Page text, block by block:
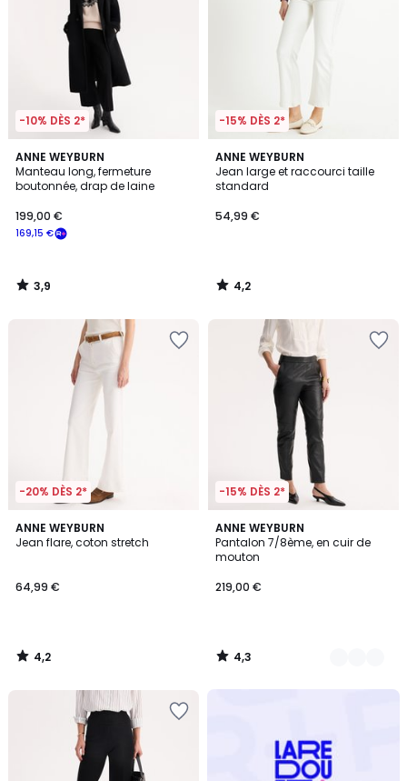
-10% DÈS 2*
ANNE WEYBURN
Manteau long, fermeture
boutonnée, drap de laine
169,15 €
199,00 €
3,9
/ 5
3,9
/
-15% DÈS 2*
ANNE WEYBURN
Jean large et raccourci taille
standard
54,99 €
4,2
/ 5
4,2
/
-20% DÈS 2*
ANNE WEYBURN
Jean flare, coton stretch
64,99 €
4,2
/ 5
4,2
/
-15% DÈS 2*
ANNE WEYBURN
Pantalon 7/8ème, en cuir de
mouton
219,00 €
4,3
/ 5
2
Couleurs
4,3
/